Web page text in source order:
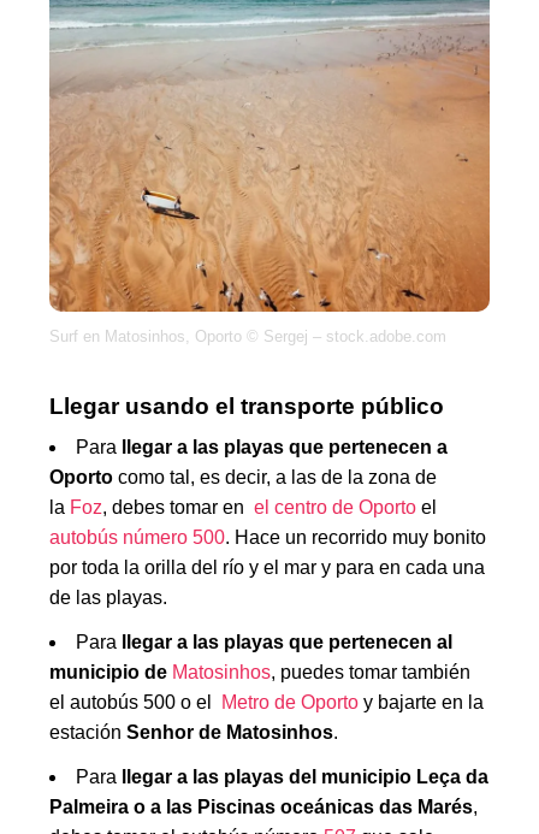
Surf en Matosinhos, Oporto © Sergej – stock.adobe.com
Llegar usando el transporte público
Para
llegar a las playas que pertenecen a
Oporto como tal, es decir, a las de la zona de
la Foz, debes tomar enel centro de Oporto el
autobús número 500. Hace un recorrido muy bonito
por toda la orilla del río y el mar y para en cada una
de las playas.
Para
llegar a las playas que pertenecen al
municipio de Matosinhos, puedes tomar también
el autobús 500 o el
Metro de Oporto y bajarte en la
estaciónSenhor de Matosinhos.
Para
llegar a las playas del municipio Leça da
Palmeira o a las Piscinas oceánicas das Marés,